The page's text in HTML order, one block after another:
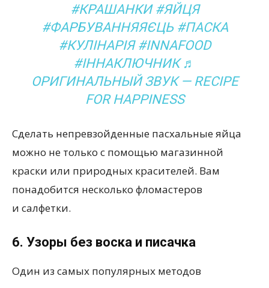
#КРАШАНКИ #ЯЙЦЯ
#ФАРБУВАННЯЯЄЦЬ #ПАСКА
#КУЛІНАРІЯ #INNAFOOD
#ІННАКЛЮЧНИК ♬
ОРИГИНАЛЬНЫЙ ЗВУК — RECIPE
FOR HAPPINESS
Сделать непревзойденные пасхальные яйца
можно не только с помощью магазинной
краски или природных красителей. Вам
понадобится несколько фломастеров
и салфетки.
6. Узоры без воска и писачка
Один из самых популярных методов